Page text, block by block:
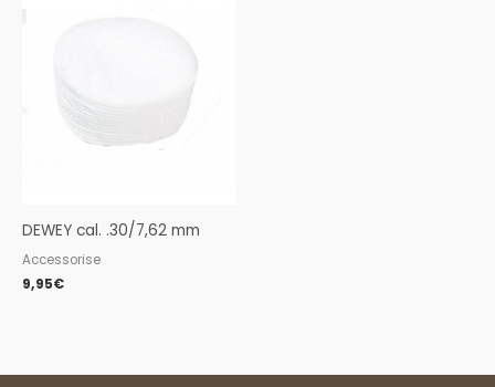
DEWEY cal. .30/7,62 mm
Accessorise
9,95€